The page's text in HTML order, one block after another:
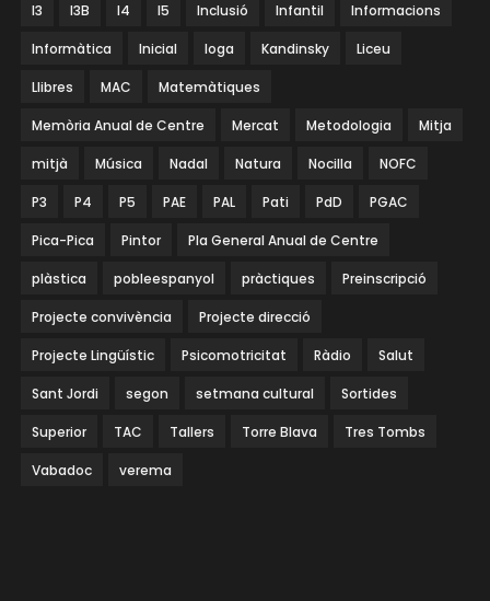
I3 I3B I4 I5 Inclusió Infantil Informacions
Informàtica Inicial Ioga Kandinsky Liceu
Llibres MAC Matemàtiques
Memòria Anual de Centre Mercat Metodologia Mitja
mitjà Música Nadal Natura Nocilla NOFC
P3 P4 P5 PAE PAL Pati PdD PGAC
Pica-Pica Pintor Pla General Anual de Centre
plàstica pobleespanyol pràctiques Preinscripció
Projecte convivència Projecte direcció
Projecte Lingüístic Psicomotricitat Ràdio Salut
Sant Jordi segon setmana cultural Sortides
Superior TAC Tallers Torre Blava Tres Tombs
Vabadoc verema